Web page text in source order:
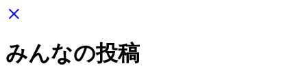
みんなの投稿